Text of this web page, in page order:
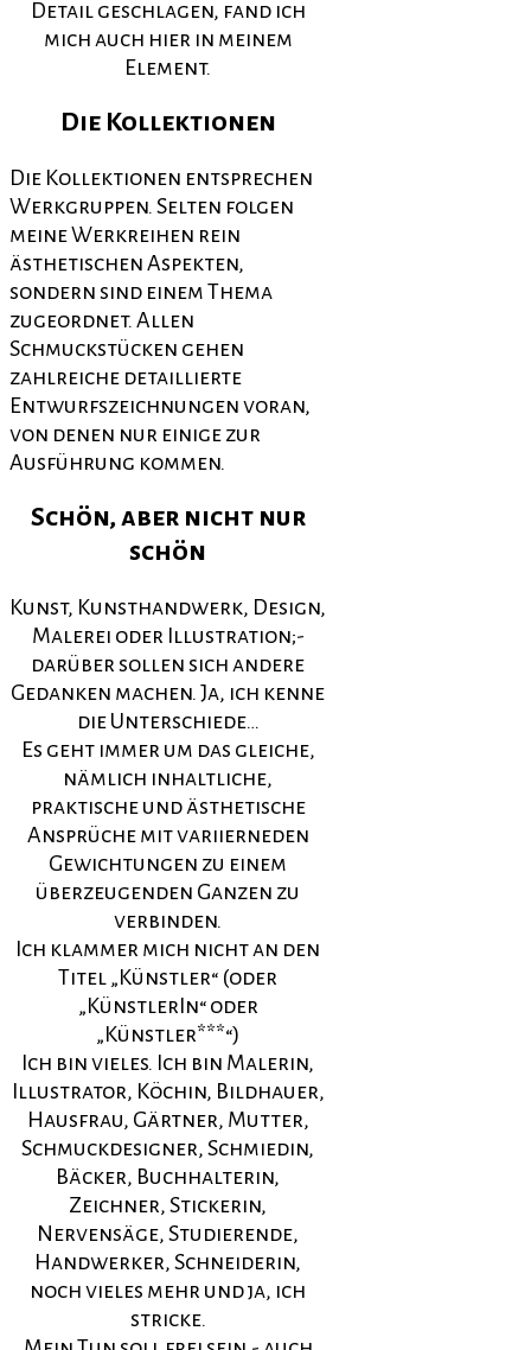
Detail geschlagen, fand ich
mich auch hier in meinem
Element.
Die Kollektionen
Die Kollektionen entsprechen
Werkgruppen. Selten folgen
meine Werkreihen rein
ästhetischen Aspekten,
sondern sind einem Thema
zugeordnet. Allen
Schmuckstücken gehen
zahlreiche detaillierte
Entwurfszeichnungen voran,
von denen nur einige zur
Ausführung kommen.
Schön, aber nicht nur
schön
Kunst, Kunsthandwerk, Design,
Malerei oder Illustration;-
darüber sollen sich andere
Gedanken machen. Ja, ich kenne
die Unterschiede…
Es geht immer um das gleiche,
nämlich inhaltliche,
praktische und ästhetische
Ansprüche mit variierneden
Gewichtungen zu einem
überzeugenden Ganzen zu
verbinden.
Ich klammer mich nicht an den
Titel „Künstler“ (oder
„KünstlerIn“ oder
„Künstler***“)
Ich bin vieles. Ich bin Malerin,
Illustrator, Köchin, Bildhauer,
Hausfrau, Gärtner, Mutter,
Schmuckdesigner, Schmiedin,
Bäcker, Buchhalterin,
Zeichner, Stickerin,
Nervensäge, Studierende,
Handwerker, Schneiderin,
noch vieles mehr und ja, ich
stricke.